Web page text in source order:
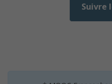
Suivre